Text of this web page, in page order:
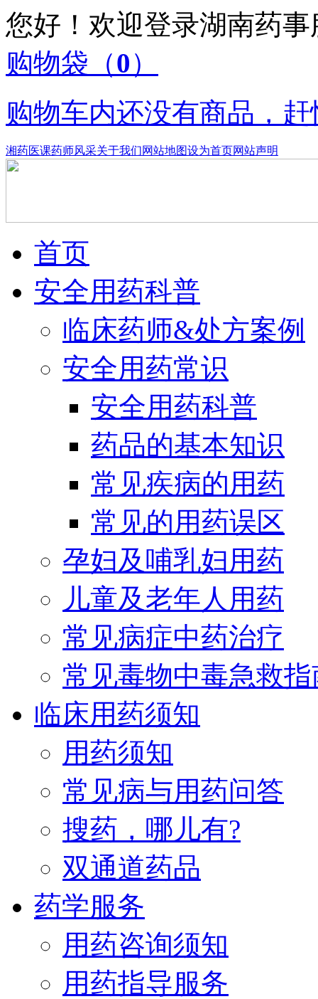
您好！欢迎登录湖南药
购物袋 （0）
购物车内还没有商品，
湘药医课药师风采关于我们网站地图设为首页网站声明
首页
安全用药科普
临床药师&处方案例
安全用药常识
安全用药科普
药品的基本知识
常见疾病的用药
常见的用药误区
孕妇及哺乳妇用药
儿童及老年人用药
常见病症中药治疗
常见毒物中毒急救指
临床用药须知
用药须知
常见病与用药问答
搜药，哪儿有?
双通道药品
药学服务
用药咨询须知
用药指导服务